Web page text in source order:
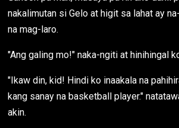
nakalimutan si Gelo at higit sa lahat ay
na mag-laro.
"Ang galing mo!" naka-ngiti at hinihingal
"Ikaw din, kid! Hindi ko inaakala na
kang sanay na basketball player."
akin.